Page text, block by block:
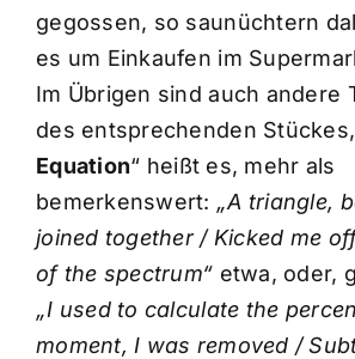
gegossen, so saunüchtern
es um Einkaufen im
Im Übrigen sind auch andere
des entsprechenden
Equation“ heißt es, mehr als
bemerkenswert: „A triangle,
joined together / Kicked me
of the spectrum“ etwa, oder,
„I used to calculate the
moment, I was removed /